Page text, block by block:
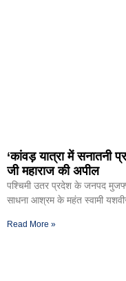
‘कांवड़ यात्रा में सनातनी
जी महाराज की अपील
पश्चिमी उतर प्रदेश के जनपद
साधना आश्रम के महंत स्वामी
Read More »